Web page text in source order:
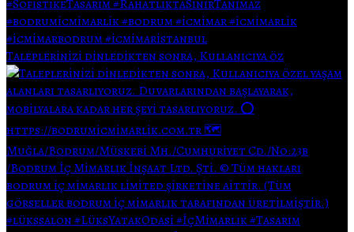
Taleplerinizi dinledikten sonra, Kullanıcıya öz